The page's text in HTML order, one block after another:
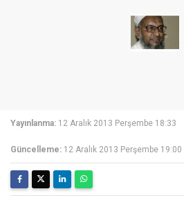
Yayınlanma: 12 Aralık 2013 Perşembe 18:33
Güncelleme: 12 Aralık 2013 Perşembe 19:00